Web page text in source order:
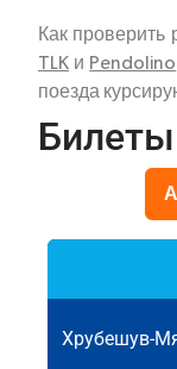
Как
TLK и Pendolino
поезда
А
Хрубешув-